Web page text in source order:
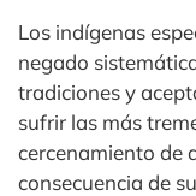
Los indígenas
negado
tradiciones y
sufrir las más
cercenamiento de
consecuencia de su